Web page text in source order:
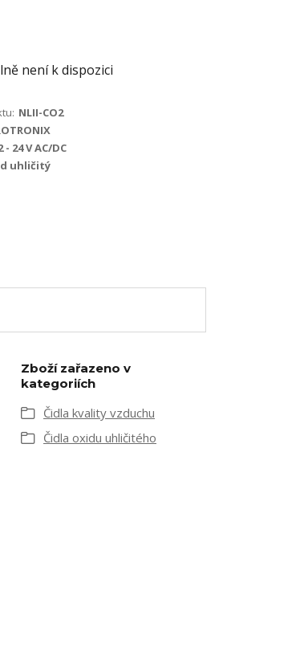
není k dispozici
NLII-CO2
- 24 V AC/DC
uhličitý
Zboží zařazeno v
kategoriích
Čidla kvality vzduchu
Čidla oxidu uhličitého